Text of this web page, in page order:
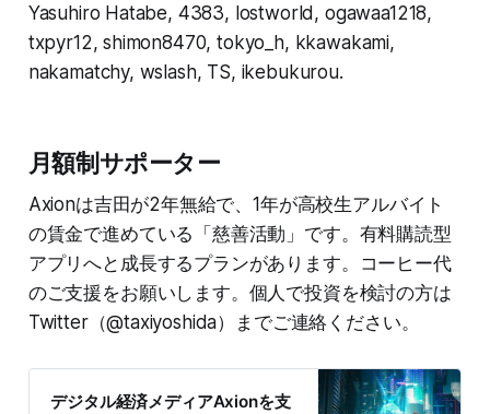
Yasuhiro Hatabe, 4383, lostworld, ogawaa1218,
txpyr12, shimon8470, tokyo_h, kkawakami,
nakamatchy, wslash, TS, ikebukurou.
月額制サポーター
Axionは吉田が2年無給で、1年が高校生アルバイト
の賃金で進めている「慈善活動」です。有料購読型
アプリへと成長するプランがあります。コーヒー代
のご支援をお願いします。個人で投資を検討の方は
Twitter（@taxiyoshida）までご連絡ください。
デジタル経済メディアAxionを支